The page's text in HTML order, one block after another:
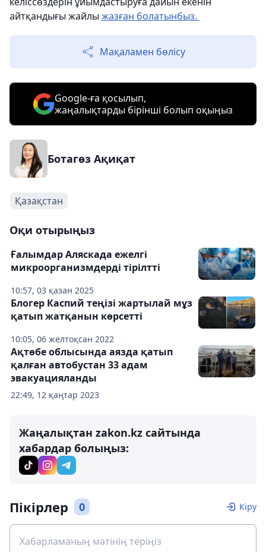
айтқандығы жайлы жазған болатынбыз.
Мақаламен бөлісу
Google-ға қосылып,
жаңалықтарды бірінші болып оқыңыз
Ботагөз Ақиқат
Қазақстан
Оқи отырыңыз
10:57, 03 қазан 2025
Ғалымдар Аляскада ежелгі
микроорганизмдерді тірілтті
10:05, 06 желтоқсан 2022
Блогер Каспий теңізі жартылай мұз
қатып жатқанын көрсетті
22:49, 12 қаңтар 2023
Ақтөбе облысында аязда қатып
қалған автобустан 33 адам
эвакуацияланды
Жаңалықтан zakon.kz сайтында
хабардар болыңыз:
Пікірлер 0 Кіру